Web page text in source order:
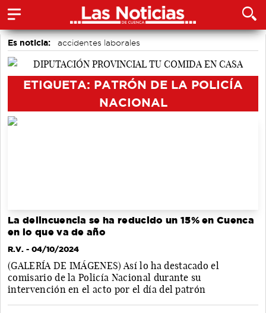
Es noticia:
accidentes laborales
Actividades culturales en Cuenca
ETIQUETA: PATRÓN DE LA POLICÍA
NACIONAL
La delincuencia se ha reducido un 15% en Cuenca
en lo que va de año
R.V. - 04/10/2024
(GALERÍA DE IMÁGENES) Así lo ha destacado el
comisario de la Policía Nacional durante su
intervención en el acto por el día del patrón